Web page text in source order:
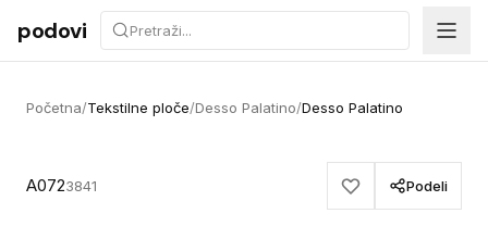
Preskoči na sadržaj
podovi
Početna/Tekstilne ploče/Desso Palatino/Desso Palatino
A0723841 Podeli